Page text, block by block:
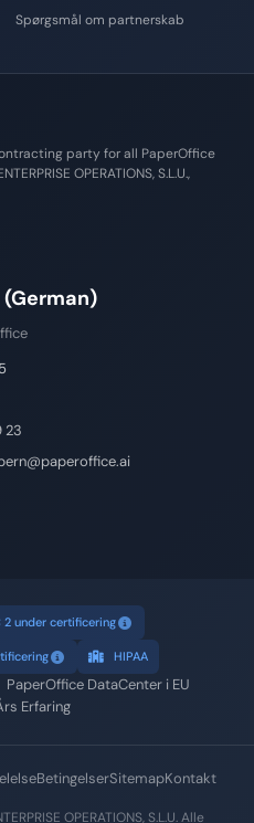
Spørgsmål om partnerskab
party for all PaperOffice
OPERATIONS, S.L.U.,
23
2 under certificering
HIPAA
PaperOffice DataCenter i EU
Erfaring
BetingelserSitemapKontakt
OPERATIONS, S.L.U. Alle